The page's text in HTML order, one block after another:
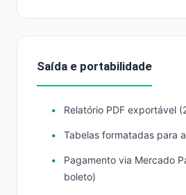
Saída e portabilidade
Relatório PDF exportável
Tabelas formatadas para
Pagamento via Mercado
boleto)